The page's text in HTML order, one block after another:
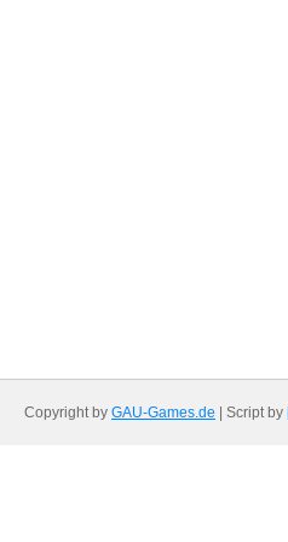
Copyright by GAU-Games.de | Script by